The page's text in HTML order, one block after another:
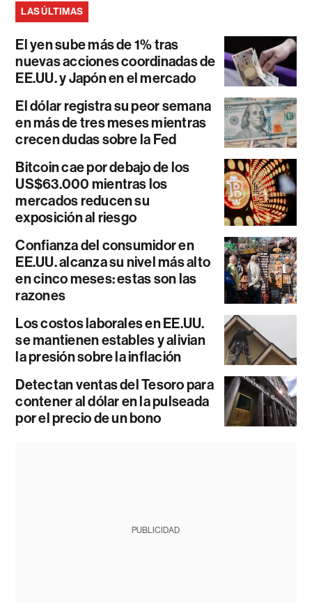
LAS ÚLTIMAS
El yen sube más de 1% tras
nuevas acciones coordinadas de
EE.UU. y Japón en el mercado
El dólar registra su peor semana
en más de tres meses mientras
crecen dudas sobre la Fed
Bitcoin cae por debajo de los
US$63.000 mientras los
mercados reducen su
exposición al riesgo
Confianza del consumidor en
EE.UU. alcanza su nivel más alto
en cinco meses: estas son las
razones
Los costos laborales en EE.UU.
se mantienen estables y alivian
la presión sobre la inflación
Detectan ventas del Tesoro para
contener al dólar en la pulseada
por el precio de un bono
PUBLICIDAD